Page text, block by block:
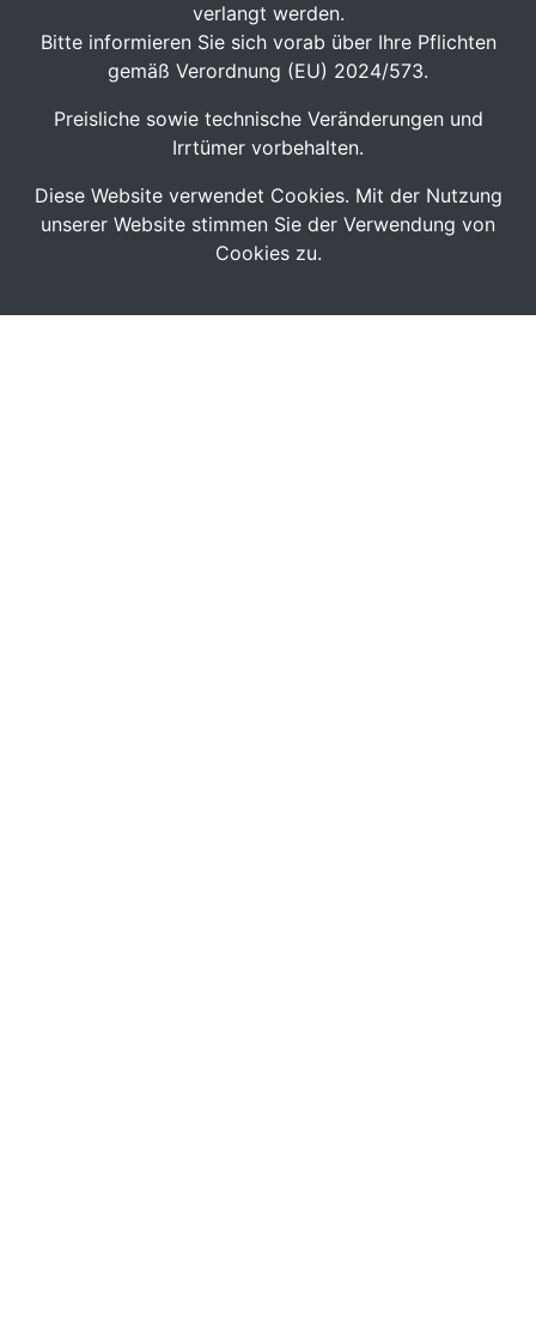
verlangt werden.
Bitte informieren Sie sich vorab über Ihre Pflichten
gemäß Verordnung (EU) 2024/573.
Preisliche sowie technische Veränderungen und
Irrtümer vorbehalten.
Diese Website verwendet Cookies. Mit der Nutzung
unserer Website stimmen Sie der Verwendung von
Cookies zu.